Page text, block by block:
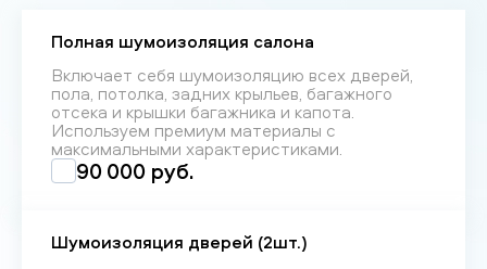
Полная шумоизоляция салона
Включает себя шумоизоляцию всех дверей,
пола, потолка, задних крыльев, багажного
отсека и крышки багажника и капота.
Используем премиум материалы с
максимальными характеристиками.
90 000 руб.
Шумоизоляция дверей (2шт.)